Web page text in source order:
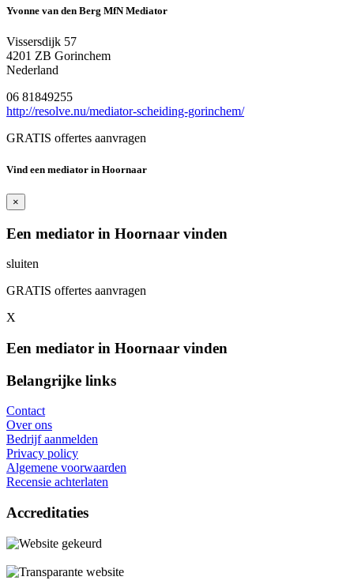
Yvonne van den Berg MfN Mediator
Vissersdijk 57
4201 ZB Gorinchem
Nederland
06 81849255
http://resolve.nu/mediator-scheiding-gorinchem/
GRATIS offertes aanvragen
Vind een mediator in Hoornaar
×
Een mediator in Hoornaar vinden
sluiten
GRATIS offertes aanvragen
X
Een mediator in Hoornaar vinden
Belangrijke links
Contact
Over ons
Bedrijf aanmelden
Privacy policy
Algemene voorwaarden
Recensie achterlaten
Accreditaties